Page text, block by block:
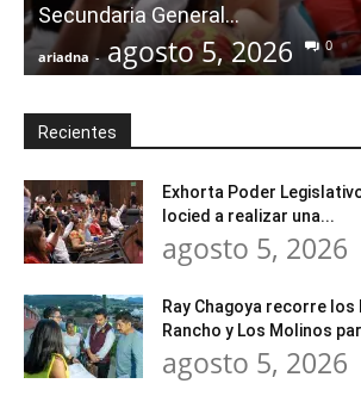
Secundaria General...
ariadna - agosto 5, 2026 0
Recientes
Exhorta Poder Legislativo
Iocied a realizar una...
agosto 5, 2026
Ray Chagoya recorre los
Rancho y Los Molinos
agosto 5, 2026